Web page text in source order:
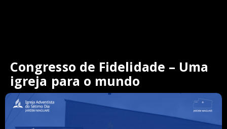
Congresso de Fidelidade – Uma
igreja para o mundo